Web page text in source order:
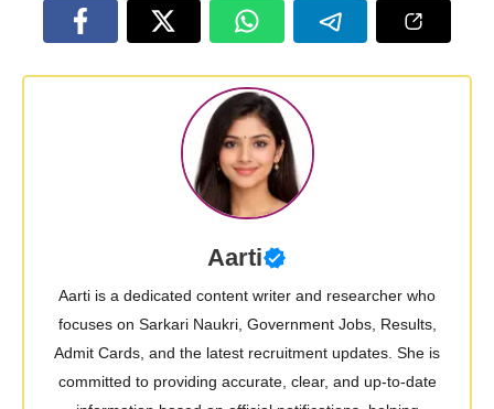
Aarti
Aarti is a dedicated content writer and researcher who
focuses on Sarkari Naukri, Government Jobs, Results,
Admit Cards, and the latest recruitment updates. She is
committed to providing accurate, clear, and up-to-date